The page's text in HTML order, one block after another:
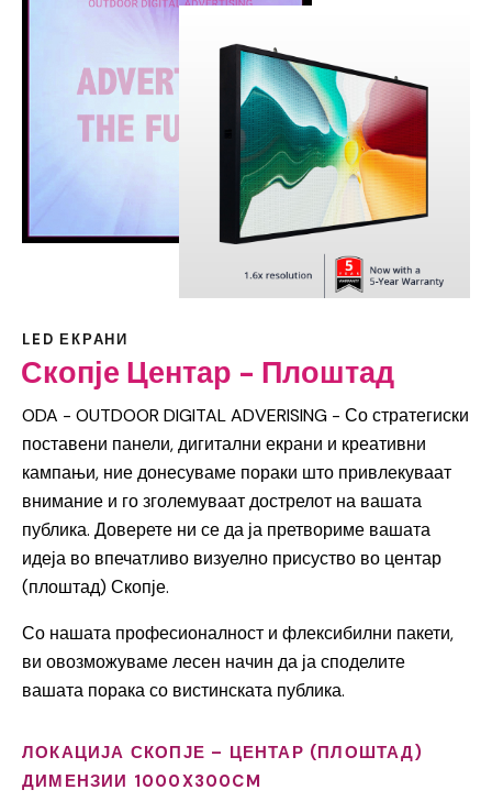
LED ЕКРАНИ
Скопје Центар - Плоштад
ODA - OUTDOOR DIGITAL ADVERISING - Со стратегиски
поставени панели, дигитални екрани и креативни
кампањи, ние донесуваме пораки што привлекуваат
внимание и го зголемуваат дострелот на вашата
публика. Доверете ни се да ја претвориме вашата
идеја во впечатливо визуелно присуство во центар
(плоштад) Скопје.
Со нашата професионалност и флексибилни пакети,
ви овозможуваме лесен начин да ја споделите
вашата порака со вистинската публика.
ЛОКАЦИЈА СКОПЈЕ – ЦЕНТАР (ПЛОШТАД)
ДИМЕНЗИИ 1000X300CM